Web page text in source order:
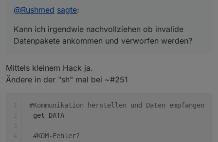
@Rushmed sagte:
Kann ich irgendwie nachvollziehen ob invalide
Datenpakete ankommen und verworfen werden?
Mittels kleinem Hack ja.
Ändere in der "sh" mal bei ~#251
#Kommunikation herstellen und Daten empfangen
  get_DATA
#KOM-Fehler?